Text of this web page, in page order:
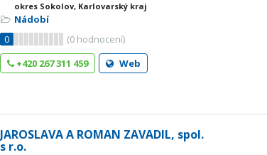
okres Sokolov, Karlovarský kraj
Nádobí
0
(0 hodnocení)
+420 267 311 459
Web
JAROSLAVA A ROMAN ZAVADIL, spol.
s r.o.